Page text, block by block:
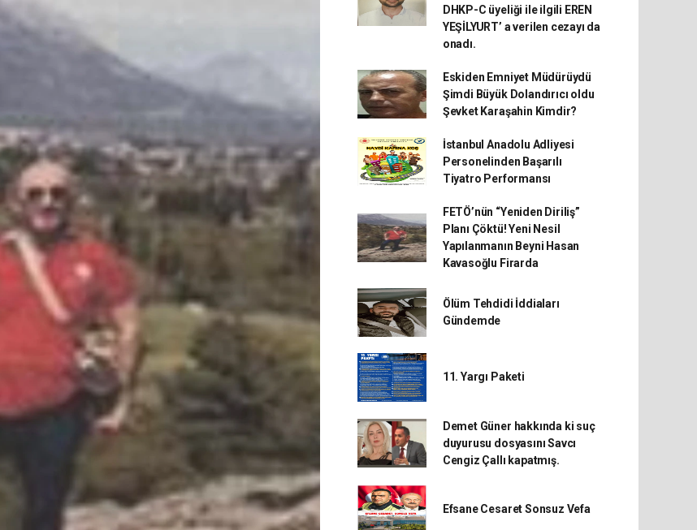
DHKP-C üyeliği ile ilgili EREN
YEŞİLYURT’ a verilen cezayı da
onadı.
Eskiden Emniyet Müdürüydü
Şimdi Büyük Dolandırıcı oldu
Şevket Karaşahin Kimdir?
İstanbul Anadolu Adliyesi
Personelinden Başarılı
Tiyatro Performansı
FETÖ’nün “Yeniden Diriliş”
Planı Çöktü! Yeni Nesil
Yapılanmanın Beyni Hasan
Kavasoğlu Firarda
Ölüm Tehdidi İddiaları
Gündemde
11. Yargı Paketi
Demet Güner hakkında ki suç
duyurusu dosyasını Savcı
Cengiz Çallı kapatmış.
Efsane Cesaret Sonsuz Vefa